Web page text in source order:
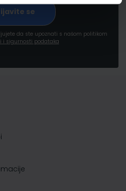
da ste upoznati s našom politikom
i sigurnosti podataka